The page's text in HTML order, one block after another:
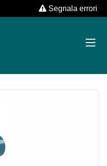
Segnala errori